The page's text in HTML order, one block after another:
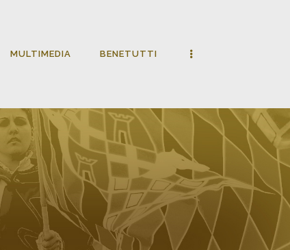
MULTIMEDIA BENETUTTI